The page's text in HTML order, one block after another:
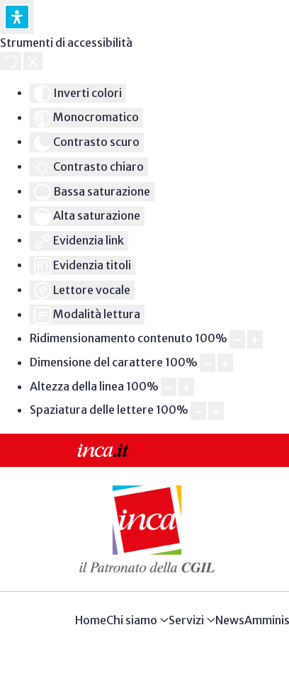
Strumenti di accessibilità
Inverti colori
Monocromatico
Contrasto scuro
Contrasto chiaro
Bassa saturazione
Alta saturazione
Evidenzia link
Evidenzia titoli
Lettore vocale
Modalità lettura
Ridimensionamento contenuto 100%
Dimensione del carattere 100%
Altezza della linea 100%
Spaziatura delle lettere 100%
HomeChi siamo Servizi News